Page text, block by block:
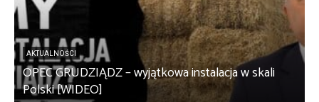
AKTUALNOŚCI
OPEC GRUDZIĄDZ – wyjątkowa instalacja w skali
Polski [WIDEO]